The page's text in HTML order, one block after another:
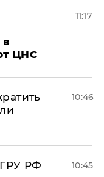
в
ЦНС
11:17
10:46
ГРУ РФ
10:45